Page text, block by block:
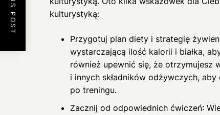
kulturystyką:
Przygotuj plan diety i strategię
wystarczającą ilość kalorii i białka,
również upewnić się, że otrzymujesz
i innych składników odżywczych,
po treningu.
Zacznij od odpowiednich ćwiczeń: